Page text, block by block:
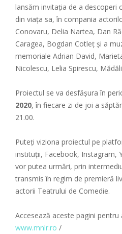
lansăm invitația de a descoperi
din viața sa, în compania
Conovaru, Delia Nartea, Dan
Caragea, Bogdan Cotleț și a
memoriale Adrian David,
Nicolescu, Lelia Spirescu,
Proiectul se va desfășura în
2020, în fiecare zi de joi a
21.00.
Puteți viziona proiectul pe
instituții, Facebook, Instagram,
vor putea urmări, prin
transmis în regim de premieră
actorii Teatrului de Comedie.
Accesează aceste pagini
www.mnlr.ro /